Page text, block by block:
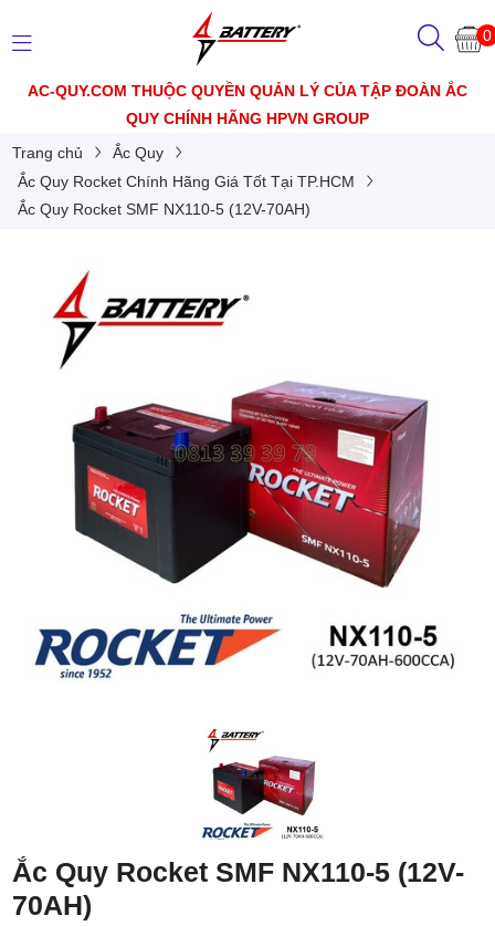
0
AC-QUY.COM THUỘC QUYỀN QUẢN LÝ CỦA TẬP ĐOÀN ẮC
QUY CHÍNH HÃNG HPVN GROUP
Trang chủ
Ắc Quy
Ắc Quy Rocket Chính Hãng Giá Tốt Tại TP.HCM
Ắc Quy Rocket SMF NX110-5 (12V-70AH)
Ắc Quy Rocket SMF NX110-5 (12V-
70AH)